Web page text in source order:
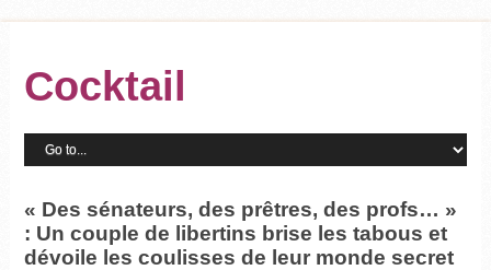
Cocktail
« Des sénateurs, des prêtres, des profs… »
: Un couple de libertins brise les tabous et
dévoile les coulisses de leur monde secret